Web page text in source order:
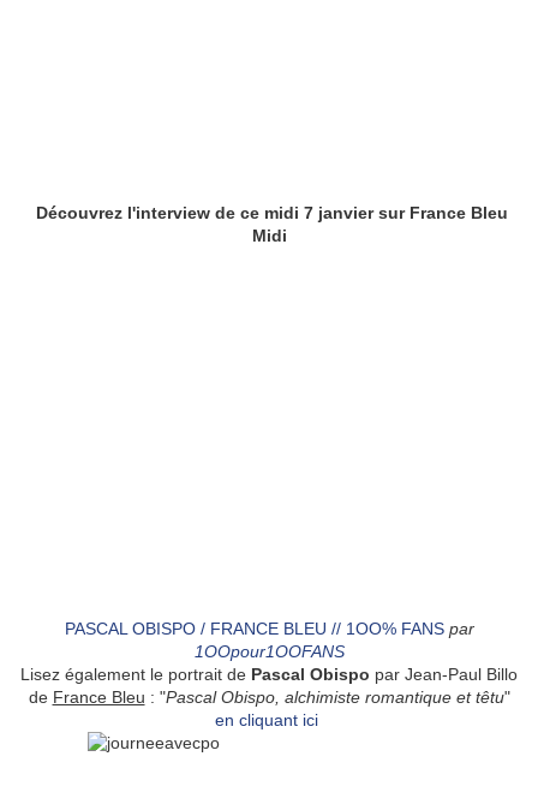
Découvrez l'interview de ce midi 7 janvier sur France Bleu
Midi
PASCAL OBISPO / FRANCE BLEU // 1OO% FANS par
1OOpour1OOFANS
Lisez également le portrait de Pascal Obispo par Jean-Paul Billo
de France Bleu : "Pascal Obispo, alchimiste romantique et têtu"
en cliquant ici